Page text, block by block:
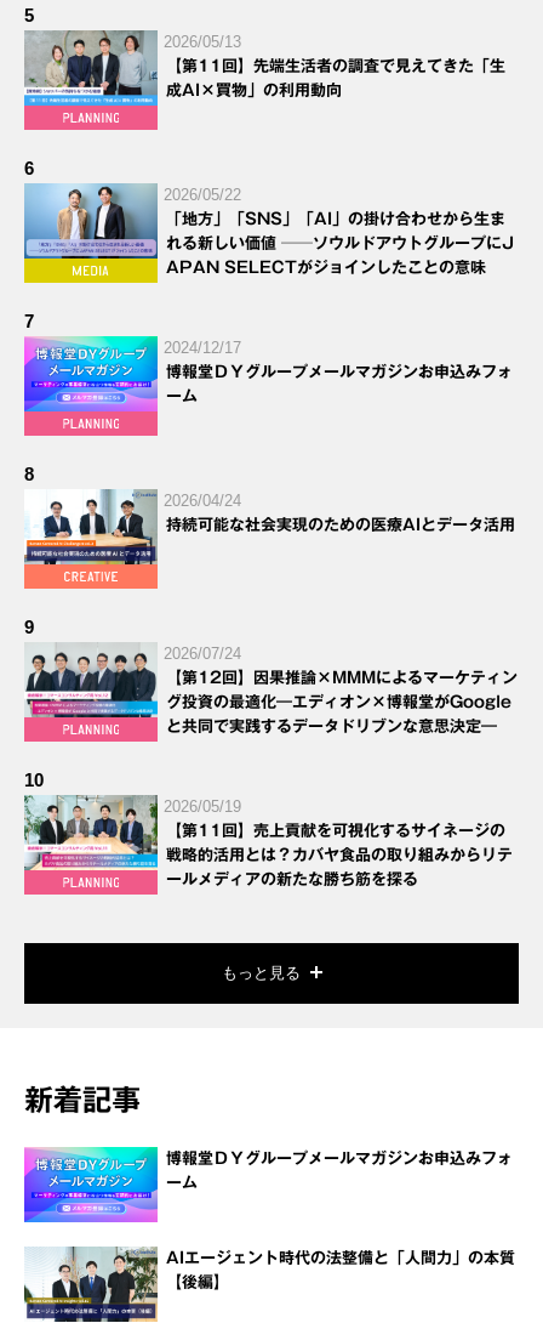
5
2026/05/13
【第11回】先端生活者の調査で見えてきた「生
成AI×買物」の利用動向
6
2026/05/22
「地方」「SNS」「AI」の掛け合わせから生ま
れる新しい価値 ──ソウルドアウトグループにJ
APAN SELECTがジョインしたことの意味
7
2024/12/17
博報堂ＤＹグループメールマガジンお申込みフォ
ーム
8
2026/04/24
持続可能な社会実現のための医療AIとデータ活用
9
2026/07/24
【第12回】因果推論×MMMによるマーケティン
グ投資の最適化―エディオン×博報堂がGoogle
と共同で実践するデータドリブンな意思決定―
10
2026/05/19
【第11回】売上貢献を可視化するサイネージの
戦略的活用とは？カバヤ食品の取り組みからリテ
ールメディアの新たな勝ち筋を探る
もっと見る
新着記事
博報堂ＤＹグループメールマガジンお申込みフォ
ーム
AIエージェント時代の法整備と「人間力」の本質
【後編】